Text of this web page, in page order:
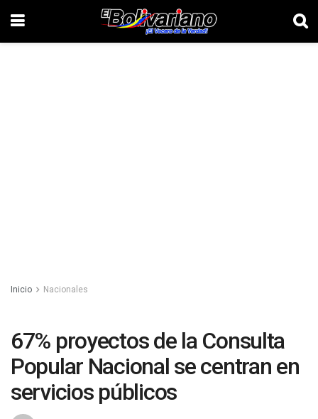
Inicio Nacionales
67% proyectos de la Consulta
Popular Nacional se centran en
servicios públicos